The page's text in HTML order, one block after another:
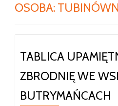
OSOBA:
TABLICA
ZBRODNIĘ WE
BUTRYMAŃCACH